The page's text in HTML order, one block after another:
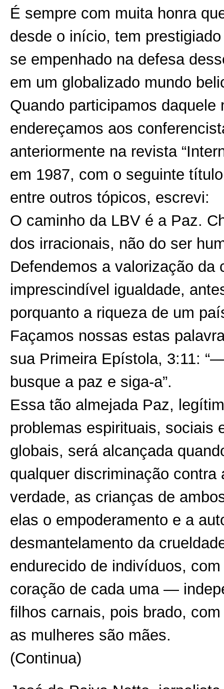
É sempre com muita honra
desde o início, tem
se empenhado na defesa
em um globalizado mundo
Quando participamos
endereçamos aos
anteriormente na revista
em 1987, com o seguinte
entre outros tópicos, escrevi:
O caminho da LBV é a Paz.
dos irracionais, não do ser
Defendemos a valorização da
imprescindível igualdade,
porquanto a riqueza de um
Façamos nossas estas
sua Primeira Epístola, 3:11:
busque a paz e siga-a”.
Essa tão almejada Paz,
problemas espirituais, sociais
globais, será alcançada
qualquer discriminação
verdade, as crianças de
elas o empoderamento e a
desmantelamento da
endurecido de indivíduos,
coração de cada uma —
filhos carnais, pois brado,
as mulheres são mães.
(Continua)